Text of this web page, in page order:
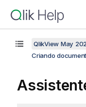
QlikView May
Criando